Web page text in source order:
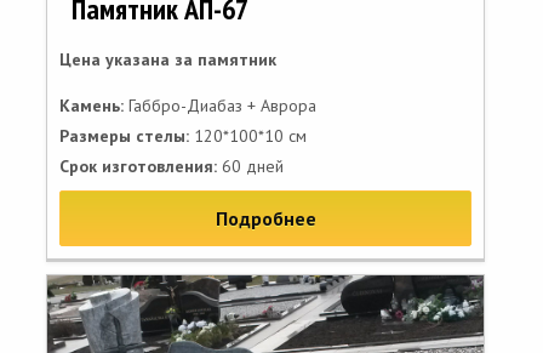
Памятник АП-67
Цена указана за памятник
Камень: Габбро-Диабаз + Аврора
Размеры стелы: 120*100*10 см
Срок изготовления: 60 дней
Подробнее